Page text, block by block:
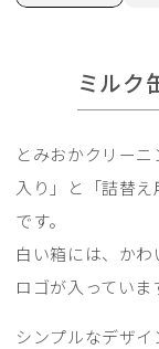
ミルク
とみおかクリー
入り」と「詰替
です。
白い箱には、か
ロゴが入っていま
シンプルなデザ